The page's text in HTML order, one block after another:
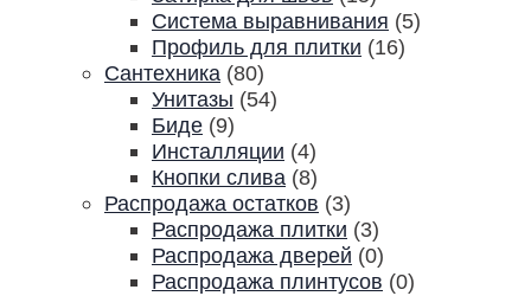
Система выравнивания (5)
Профиль для плитки (16)
Сантехника (80)
Унитазы (54)
Биде (9)
Инсталляции (4)
Кнопки слива (8)
Распродажа остатков (3)
Распродажа плитки (3)
Распродажа дверей (0)
Распродажа плинтусов (0)